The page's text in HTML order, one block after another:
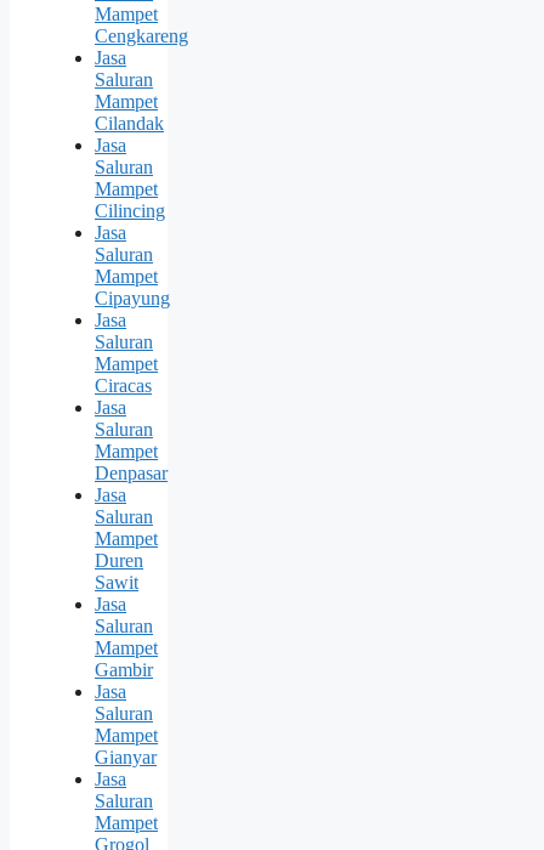
Mampet
Cengkareng
Jasa
Saluran
Mampet
Cilandak
Jasa
Saluran
Mampet
Cilincing
Jasa
Saluran
Mampet
Cipayung
Jasa
Saluran
Mampet
Ciracas
Jasa
Saluran
Mampet
Denpasar
Jasa
Saluran
Mampet
Duren
Sawit
Jasa
Saluran
Mampet
Gambir
Jasa
Saluran
Mampet
Gianyar
Jasa
Saluran
Mampet
Grogol